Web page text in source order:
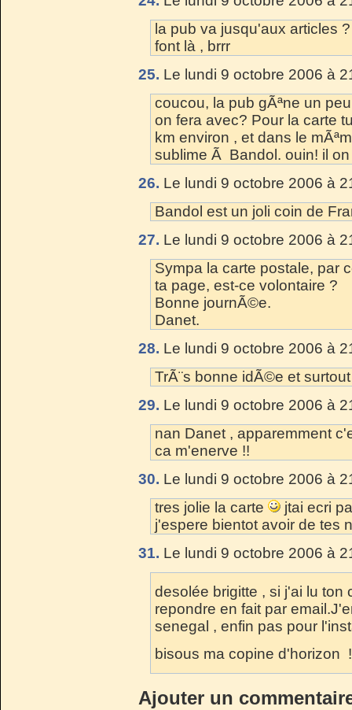
la pub va jusqu'aux articles
font là , brrr
25. Le lundi 9 octobre 2006 à
coucou, la pub gÃªne un
on fera avec? Pour la carte
km environ , et dans le
sublime Ã Bandol. ouin! il
26. Le lundi 9 octobre 2006 à
Bandol est un joli coin de
27. Le lundi 9 octobre 2006 à
Sympa la carte postale, par
ta page, est-ce volontaire ?
Bonne journÃ©e.
Danet.
28. Le lundi 9 octobre 2006 à
TrÃ¨s bonne idÃ©e et
29. Le lundi 9 octobre 2006 à
nan Danet , apparemment
ca m'enerve !!
30. Le lundi 9 octobre 2006 à
tres jolie la carte
jtai ecri
j'espere bientot avoir de tes
31. Le lundi 9 octobre 2006 à
desolée brigitte , si j'ai lu ton
repondre en fait par
senegal , enfin pas pour
bisous ma copine d'horizon
Ajouter un